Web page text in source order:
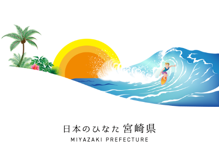
日本のひなた 宮崎県
MIYAZAKI PREFECTURE